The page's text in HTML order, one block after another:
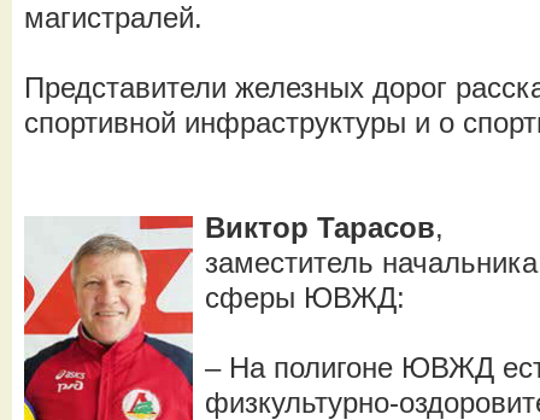
магистралей.
Представители железных дорог
спортивной инфраструктуры и о
Виктор Тарасов,
заместитель
сферы ЮВЖД:
– На полигоне ЮВЖД
физкультурно-